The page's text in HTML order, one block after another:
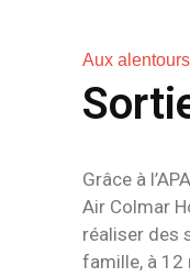
Aux alentours
Grâce à
Air Colmar
réaliser des
famille, à 12